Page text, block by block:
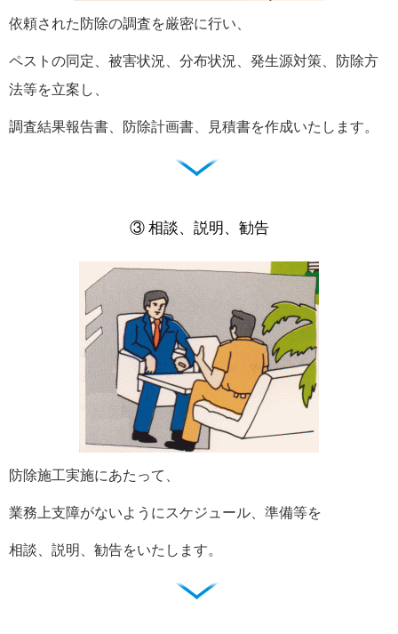
依頼された防除の調査を厳密に行い、
ペストの同定、被害状況、分布状況、発生源対策、防除方
法等を立案し、
調査結果報告書、防除計画書、見積書を作成いたします。
③ 相談、説明、勧告
防除施工実施にあたって、
業務上支障がないようにスケジュール、準備等を
相談、説明、勧告をいたします。